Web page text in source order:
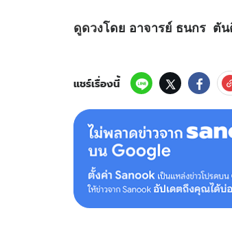
ดูดวงโดย อาจารย์ ธนกร ตัน
แชร์เรื่องนี้